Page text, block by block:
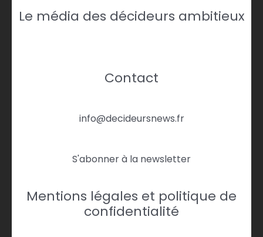
Le média des décideurs ambitieux
Contact
info@decideursnews.fr
S'abonner à la newsletter
Mentions légales et politique de
confidentialité